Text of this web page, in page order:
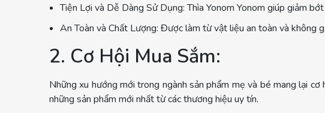
Tiện Lợi và Dễ Dàng Sử Dụng: Thìa Yonom Yonom giúp giảm
An Toàn và Chất Lượng: Được làm từ vật liệu an toàn và không
2. Cơ Hội Mua Sắm:
Những xu hướng mới trong ngành sản phẩm mẹ và bé mang lại
những sản phẩm mới nhất từ các thương hiệu uy tín.